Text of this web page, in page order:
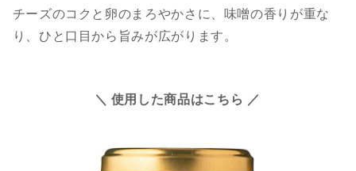
チーズのコクと卵のまろやかさに、味噌の香りが重な
り、ひと口目から旨みが広がります。
＼ 使用した商品はこちら ／